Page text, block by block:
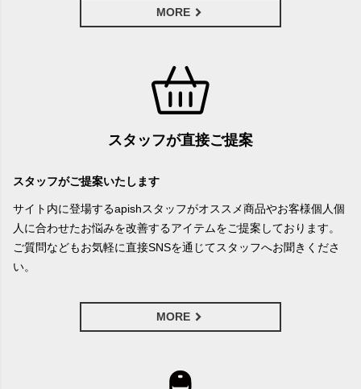
MORE
スタッフが直接ご提案
スタッフがご提案いたします
サイト内に登場するapishスタッフがオススメ商品やお客様個人個
人に合わせたお悩みを改善するアイテムをご提案しております。
ご質問などもお気軽に直接SNSを通じてスタッフへお聞きくださ
い。
MORE